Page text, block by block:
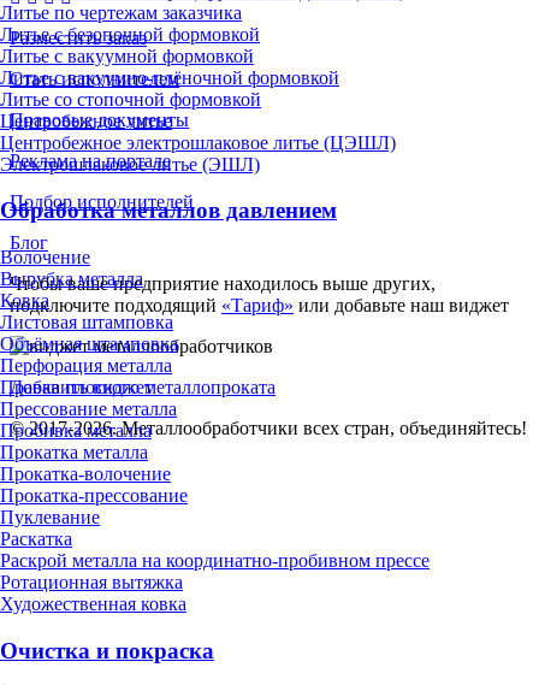
Литье по чертежам заказчика
Литье с безопочной формовкой
Литье с вакуумной формовкой
Литье с вакуумно-плёночной формовкой
Литье со стопочной формовкой
Центробежное литье
Центробежное электрошлаковое литье (ЦЭШЛ)
Электрошлаковое литье (ЭШЛ)
Обработка металлов давлением
Волочение
Вырубка металла
Ковка
Листовая штамповка
Объёмная штамповка
Перфорация металла
Правка плоского металлопроката
Прессование металла
Пробивка металла
Прокатка металла
Прокатка-волочение
Прокатка-прессование
Пуклевание
Раскатка
Раскрой металла на координатно-пробивном прессе
Ротационная вытяжка
Художественная ковка
Очистка и покраска
Разместить заказ
Стать исполнителем
Правовые документы
Реклама на портале
Подбор исполнителей
Блог
Чтобы ваше предприятие находилось выше других,
подключите подходящий «Тариф» или добавьте наш виджет
Добавить виджет
© 2017-2026. Металлообработчики всех стран, объединяйтесь!